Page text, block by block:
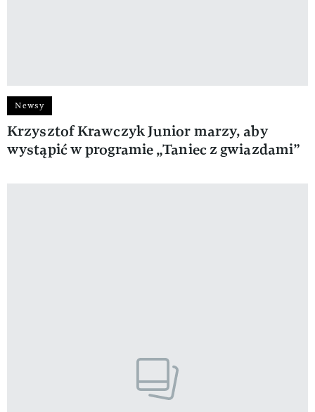
Newsy
Krzysztof Krawczyk Junior marzy, aby
wystąpić w programie „Taniec z gwiazdami”